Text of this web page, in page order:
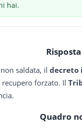
hai.
saldata, il decreto
forzato. Il
Quadro